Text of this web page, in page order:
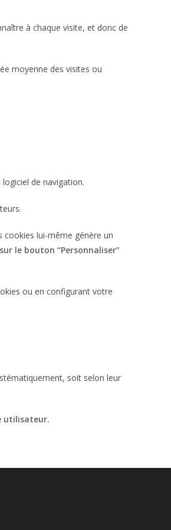
à chaque visite, et donc de
moyenne des visites ou
de navigation.
cookies lui-même génère un
le bouton “Personnaliser”
ou en configurant votre
soit selon leur
utilisateur.